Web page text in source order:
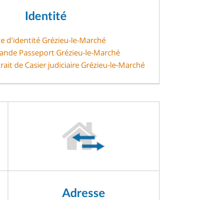
Identité
d'identité Grézieu-le-Marché
Passeport Grézieu-le-Marché
de Casier judiciaire Grézieu-le-Marché
Adresse